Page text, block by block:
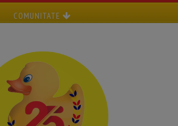
COMUNITATE